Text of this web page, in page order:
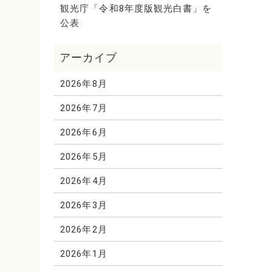
観光庁「令和8年度版観光白書」を
公表
2026年8月
2026年7月
2026年6月
2026年5月
2026年4月
2026年3月
2026年2月
2026年1月